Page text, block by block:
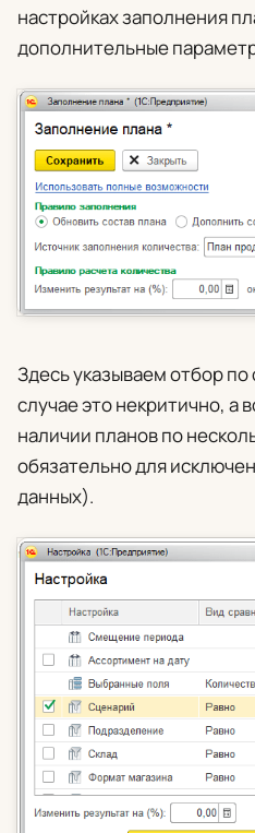
настройках заполнения
дополнительные
Здесь указываем отбор
случае это некритично, а
наличии планов по
обязательно для
данных).